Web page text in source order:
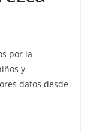
por la
y
datos desde